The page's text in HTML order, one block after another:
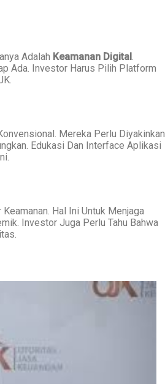
Adalah Keamanan Digital .
Ada. Investor Harus Pilih Platform
Mereka Perlu Diyakinkan
Edukasi Dan Interface Aplikasi
Hal Ini Untuk Menjaga
Investor Juga Perlu Tahu Bahwa